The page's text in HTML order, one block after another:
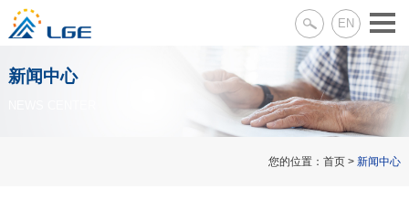
EN
新闻中心
您的位置：首页 >新闻中心